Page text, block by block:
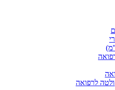
לרפואה